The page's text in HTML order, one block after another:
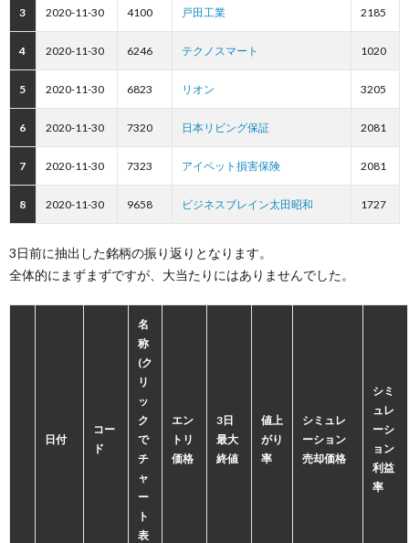
3 2020-11-30 4100 戸田工業 2185
4 2020-11-30 6246 テクノスマート 1020
5 2020-11-30 6823 リオン 3205
6 2020-11-30 7320 日本リビング保証 2081
7 2020-11-30 7323 アイペット損害保険 2081
8 2020-11-30 9658 ビジネスブレイン太田昭和 1727
3日前に抽出した銘柄の振り返りとなります。
全体的にまずまずですが、大当たりにはありませんでした。
日付
コー
ド
名
称
(ク
リ
ッ
ク
で
チ
ャ
ー
ト
表
エン
トリ
価格
3日
最大
終値
値上
がり
率
シミュレ
ーション
売却価格
シミ
ュレ
ーシ
ョン
利益
率